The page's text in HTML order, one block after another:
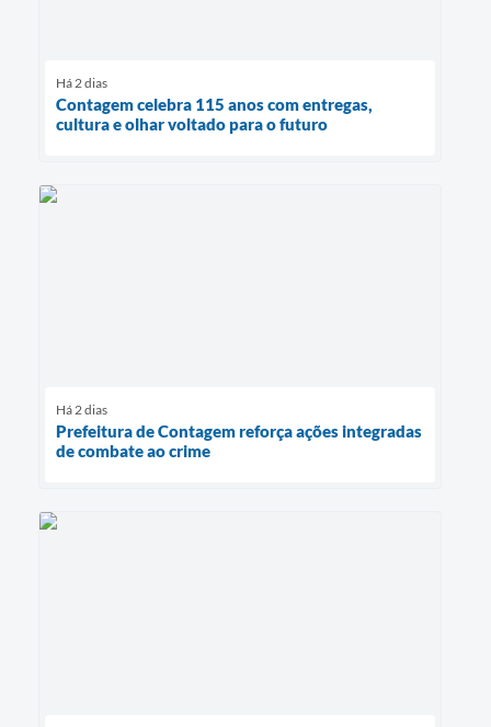
Há 2 dias
Contagem celebra 115 anos com entregas,
cultura e olhar voltado para o futuro
Há 2 dias
Prefeitura de Contagem reforça ações integradas
de combate ao crime